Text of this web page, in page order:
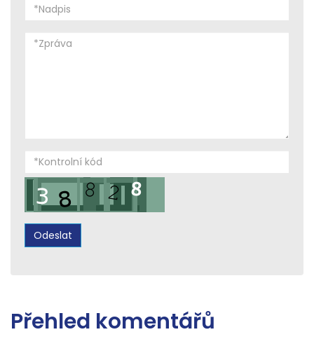
Přehled komentářů